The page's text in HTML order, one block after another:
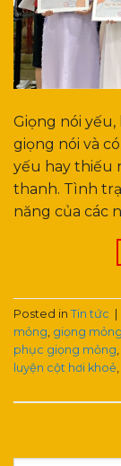
Giọng nói
giọng nói và
yếu hay thiếu
thanh. Tình
năng của các
Posted in Tin tức
mỏng giọng mỏng
phục giọng mỏng
luyện cột hơi khoẻ